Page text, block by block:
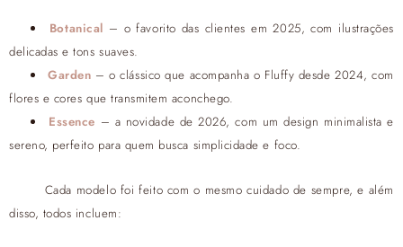
Botanical – o favorito das clientes em 2025, com ilustrações
delicadas e tons suaves.
Garden – o clássico que acompanha o Fluffy desde 2024, com
flores e cores que transmitem aconchego.
Essence – a novidade de 2026, com um design minimalista e
sereno, perfeito para quem busca simplicidade e foco.
Cada modelo foi feito com o mesmo cuidado de sempre, e além
disso, todos incluem: